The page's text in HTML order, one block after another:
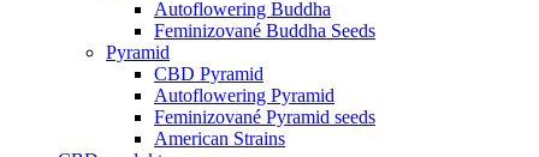
Autoflowering Buddha
Feminizované Buddha Seeds
Pyramid
CBD Pyramid
Autoflowering Pyramid
Feminizované Pyramid seeds
American Strains